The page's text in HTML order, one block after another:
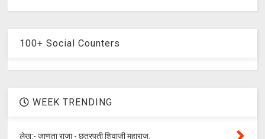
100+ Social Counters
WEEK TRENDING
लेख:- जाणता राजा - छत्रपती शिवाजी महाराज.